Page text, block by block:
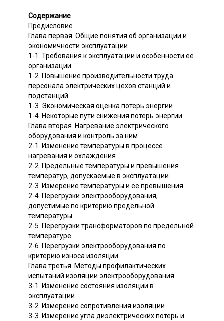
Содержание
Предисловие
Глава первая. Общие понятия об организации и
экономичности эксплуатации
1-1. Требования к эксплуатации и особенности ее
организации
1-2. Повышение производительности труда
персонала электрических цехов станций и
подстанций
1-3. Экономическая оценка потерь энергии
1-4. Некоторые пути снижения потерь энергии
Глава вторая. Нагревание электрического
оборудования и контроль за ним
2-1. Изменение температуры в процессе
нагревания и охлаждения
2-2. Предельные температуры и превышения
температур, допускаемые в эксплуатации
2-3. Измерение температуры и ее превышения
2-4. Перегрузки электрооборудования,
допустимые по критерию предельной
температуры
2-5. Перегрузки трансформаторов по предельной
температуре
2-6. Перегрузки электрооборудования по
критерию износа изоляции
Глава третья. Методы профилактических
испытаний изоляции электрооборудования
3-1. Изменение состояния изоляции в
эксплуатации
3-2. Измерение сопротивления изоляции
3-3. Измерение угла диэлектрических потерь и